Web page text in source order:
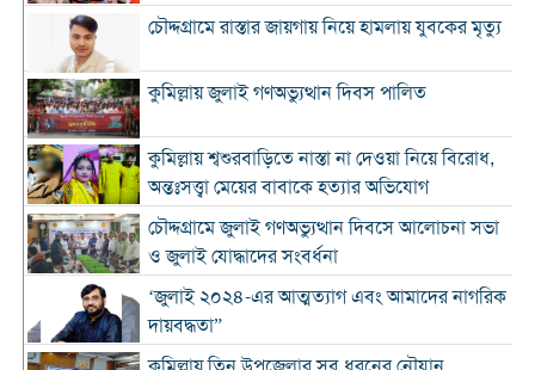
চৌদ্দগ্রামে রাস্তার জায়গায় নিয়ে হামলায় যুবকের মৃত্যু
কুমিল্লায় জুলাই গণঅভ্যুত্থান দিবস পালিত
কুমিল্লায় শ্বশুরবাড়িতে নাস্তা না দেওয়া নিয়ে বিরোধ,
অন্তঃসত্ত্বা মেয়ের বাবাকে হত্যার অভিযোগ
চৌদ্দগ্রামে জুলাই গণঅভ্যুত্থান দিবসে আলোচনা সভা
ও জুলাই যোদ্ধাদের সংবর্ধনা
‘জুলাই ২০২৪-এর আত্মত্যাগ এবং আমাদের নাগরিক
দায়বদ্ধতা”